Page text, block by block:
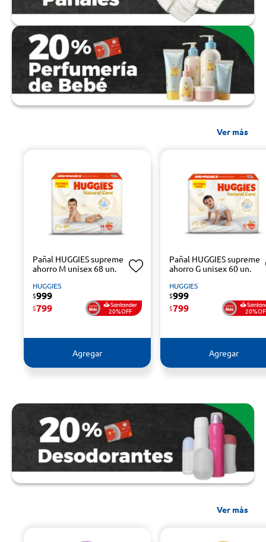
Ver más
Pañal HUGGIES supreme
ahorro M unisex 68 un.
HUGGIES
$999
$799 20%OFF
Agregar
Pañal HUGGIES supreme
ahorro G unisex 60 un.
HUGGIES
$999
$799
Agregar
Ver más